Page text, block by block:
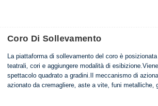
Coro Di Sollevamento
La piattaforma di sollevamento del coro è
teatrali, cori e aggiungere modalità di
spettacolo quadrato a gradini.Il meccanismo di
azionato da cremagliere, aste a vite, funi metalliche,